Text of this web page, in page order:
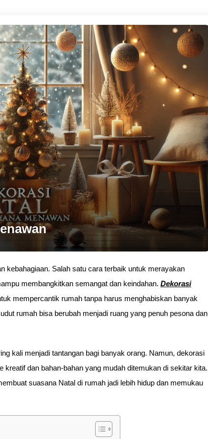
kebahagiaan. Salah satu cara terbaik untuk merayakan
membangkitkan semangat dan keindahan. Dekorasi
mempercantik rumah tanpa harus menghabiskan banyak
rumah bisa berubah menjadi ruang yang penuh pesona dan
kali menjadi tantangan bagi banyak orang. Namun, dekorasi
dan bahan-bahan yang mudah ditemukan di sekitar kita.
suasana Natal di rumah jadi lebih hidup dan memukau